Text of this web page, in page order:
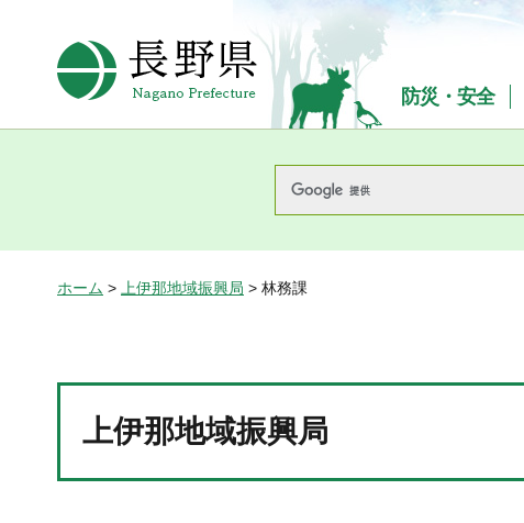
長野県Nagano Prefecture
防災・安全
ホーム > 上伊那地域振興局 > 林務課
上伊那地域振興局